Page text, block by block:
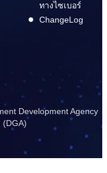
ทางไซเบอร์
ChangeLog
Development Agency
(DGA)